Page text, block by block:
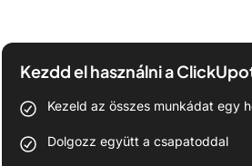
Kezdd el használni a
Kezeld az összes munkádat egy
Dolgozz együtt a csapatoddal